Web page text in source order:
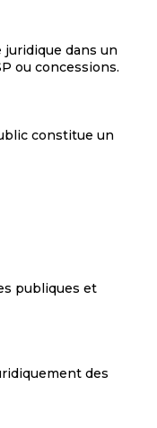
dans un
ou concessions.
constitue un
publiques et
des